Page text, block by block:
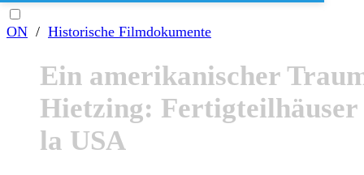
ON / Historische Filmdokumente
Ein amerikanischer
Hietzing: Fertigteilhäuser
la USA